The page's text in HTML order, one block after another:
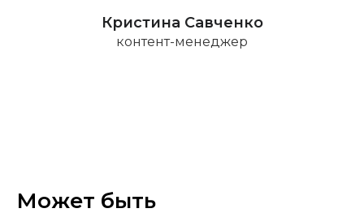
Кристина Савченко
контент-менеджер
Может быть